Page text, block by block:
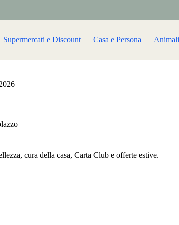
Supermercati e Discount Casa e Persona Animali
cura della casa, Carta Club e offerte estive.